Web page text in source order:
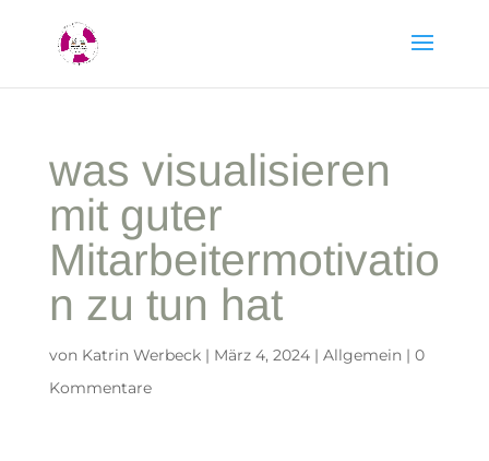
was visualisieren
mit guter
Mitarbeitermotivatio
n zu tun hat
von Katrin Werbeck| März 4, 2024| Allgemein| 0
Kommentare